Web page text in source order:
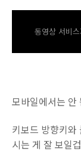
동영상 서비
모바일에서는 안
키보드 방향키와
시는 게 잘 보일